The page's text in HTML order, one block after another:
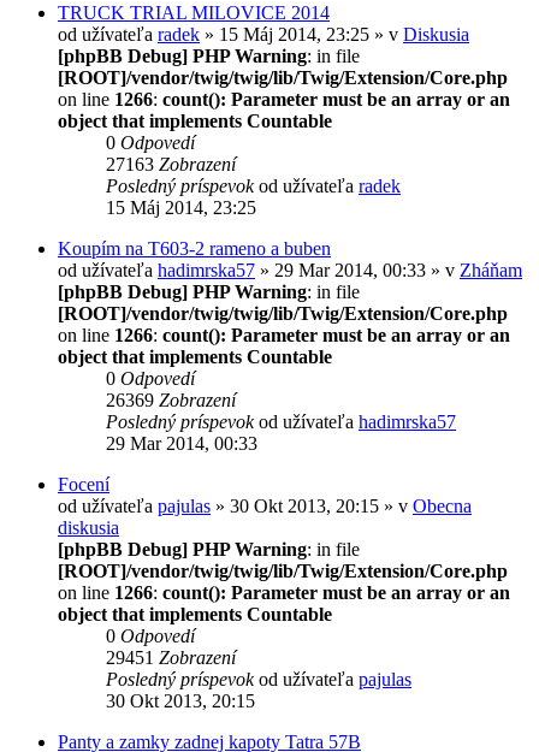
TRUCK TRIAL MILOVICE 2014
od užívateľa radek » 15 Máj 2014, 23:25 » v Diskusia
[phpBB Debug] PHP Warning: in file
[ROOT]/vendor/twig/twig/lib/Twig/Extension/Core.php
on line 1266: count(): Parameter must be an array or an
object that implements Countable
0 Odpovedí
27163 Zobrazení
Posledný príspevokod užívateľa radek
15 Máj 2014, 23:25
Koupím na T603-2 rameno a buben
od užívateľa hadimrska57 » 29 Mar 2014, 00:33 » v Zháňam
[phpBB Debug] PHP Warning: in file
[ROOT]/vendor/twig/twig/lib/Twig/Extension/Core.php
on line 1266: count(): Parameter must be an array or an
object that implements Countable
0 Odpovedí
26369 Zobrazení
Posledný príspevokod užívateľa hadimrska57
29 Mar 2014, 00:33
Focení
od užívateľa pajulas » 30 Okt 2013, 20:15 » v Obecna
diskusia
[phpBB Debug] PHP Warning: in file
[ROOT]/vendor/twig/twig/lib/Twig/Extension/Core.php
on line 1266: count(): Parameter must be an array or an
object that implements Countable
0 Odpovedí
29451 Zobrazení
Posledný príspevokod užívateľa pajulas
30 Okt 2013, 20:15
Panty a zamky zadnej kapoty Tatra 57B